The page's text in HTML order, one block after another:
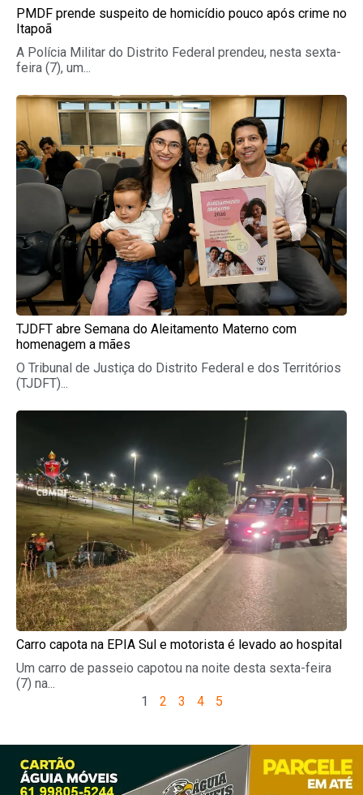
PMDF prende suspeito de homicídio pouco após crime no
Itapoã
A Polícia Militar do Distrito Federal prendeu, nesta sexta-
feira (7), um...
TJDFT abre Semana do Aleitamento Materno com
homenagem a mães
O Tribunal de Justiça do Distrito Federal e dos Territórios
(TJDFT)...
Carro capota na EPIA Sul e motorista é levado ao hospital
Um carro de passeio capotou na noite desta sexta-feira
(7) na...
1
2 3 4 5